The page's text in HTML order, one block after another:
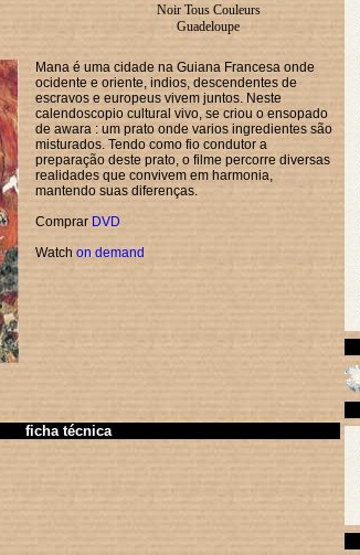
Noir Tous Couleurs
Guadeloupe
Mana é uma cidade na Guiana Francesa onde
ocidente e oriente, indios, descendentes de
escravos e europeus vivem juntos. Neste
calendoscopio cultural vivo, se criou o ensopado
de awara : um prato onde varios ingredientes são
misturados. Tendo como fio condutor a
preparação deste prato, o filme percorre diversas
realidades que convivem em harmonia,
mantendo suas diferenças.
Comprar DVD
Watch on demand
ficha técnica